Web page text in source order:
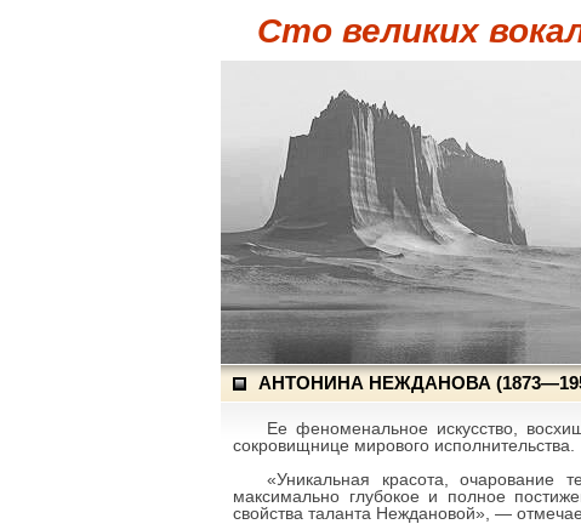
Сто великих
АНТОНИНА НЕЖДАНОВА
Ее феноменальное искусство,
сокровищнице мирового исполнительства.
«Уникальная красота, очарование
максимально глубокое и полное
свойства таланта Неждановой», —